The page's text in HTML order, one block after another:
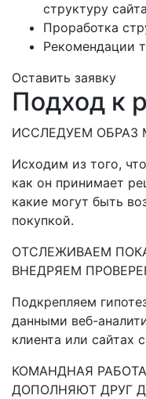
структуру сайта
Проработка
Рекомендации
Оставить заявку
Подход к
ИССЛЕДУЕМ
Исходим из того,
как он принимает
какие могут быть
покупкой.
ОТСЛЕЖИВАЕМ
ВНЕДРЯЕМ
Подкрепляем
данными веб-
клиента или сайтах
КОМАНДНАЯ
ДОПОЛНЯЮТ ДРУГ